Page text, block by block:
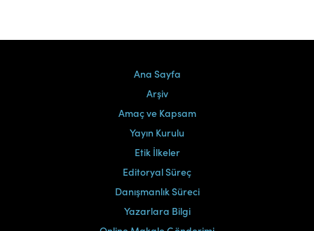
Ana Sayfa
Arşiv
Amaç ve Kapsam
Yayın Kurulu
Etik İlkeler
Editoryal Süreç
Danışmanlık Süreci
Yazarlara Bilgi